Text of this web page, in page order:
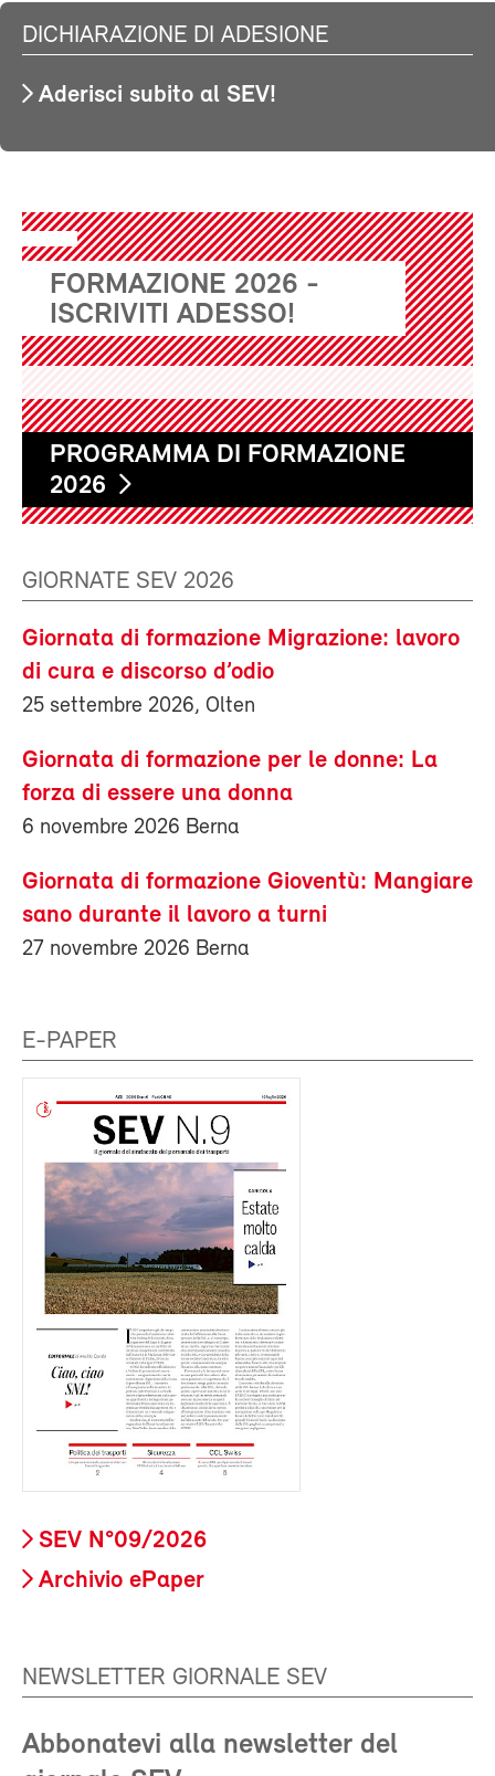
DICHIARAZIONE DI ADESIONE
Aderisci subito al SEV!
FORMAZIONE 2026 -
ISCRIVITI ADESSO!
PROGRAMMA DI FORMAZIONE
2026
GIORNATE SEV 2026
Giornata di formazione Migrazione: lavoro
di cura e discorso d’odio
25 settembre 2026, Olten
Giornata di formazione per le donne: La
forza di essere una donna
6 novembre 2026 Berna
Giornata di formazione Gioventù: Mangiare
sano durante il lavoro a turni
27 novembre 2026 Berna
E-PAPER
SEV N°09/2026
Archivio ePaper
NEWSLETTER GIORNALE SEV
Abbonatevi alla newsletter del